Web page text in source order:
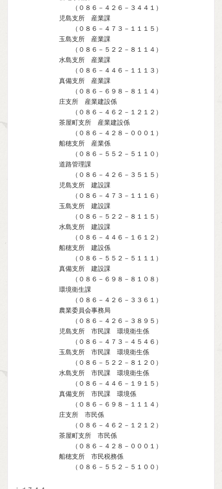
（０８６－４２６－３４４１）
児島支所 産業課
（０８６－４７３－１１１５）
玉島支所 産業課
（０８６－５２２－８１１４）
水島支所 産業課
（０８６－４４６－１１１３）
真備支所 産業課
（０８６－６９８－８１１４）
庄支所 産業建設係
（０８６－４６２－１２１２）
茶屋町支所 産業建設係
（０８６－４２８－０００１）
船穂支所 産業係
（０８６－５５２－５１１０）
道路管理課
（０８６－４２６－３５１５）
児島支所 建設課
（０８６－４７３－１１１６）
玉島支所 建設課
（０８６－５２２－８１１５）
水島支所 建設課
（０８６－４４６－１６１２）
船穂支所 建設係
（０８６－５５２－５１１１）
真備支所 建設課
（０８６－６９８－８１０８）
環境衛生課
（０８６－４２６－３３６１）
農業委員会事務局
（０８６－４２６－３８９５）
児島支所 市民課 環境衛生係
（０８６－４７３－４５４６）
玉島支所 市民課 環境衛生係
（０８６－５２２－８１２０）
水島支所 市民課 環境衛生係
（０８６－４４６－１９１５）
真備支所 市民課 環境係
（０８６－６９８－１１１４）
庄支所 市民係
（０８６－４６２－１２１２）
茶屋町支所 市民係
（０８６－４２８－０００１）
船穂支所 市民税務係
（０８６－５５２－５１００）